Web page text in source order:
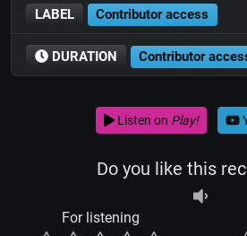
LABEL Contributor access
DURATION Contributor
Listen on Play!
Do you like this
For listening